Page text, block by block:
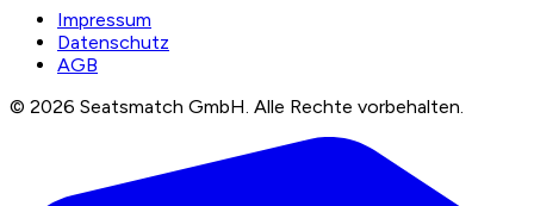
Impressum
Datenschutz
AGB
© 2026 Seatsmatch GmbH. Alle Rechte vorbehalten.